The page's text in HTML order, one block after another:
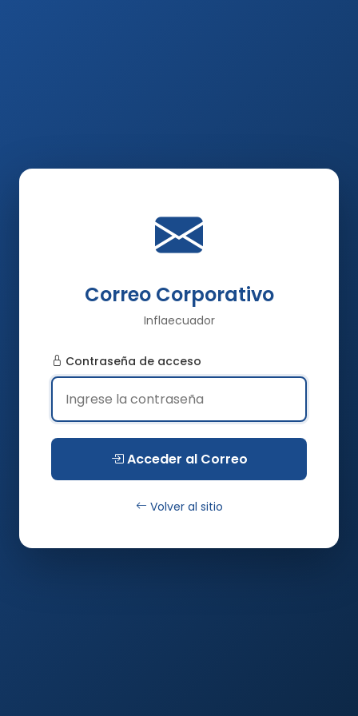
Correo Corporativo
Inflaecuador
Contraseña de acceso
Acceder al Correo
Volver al sitio